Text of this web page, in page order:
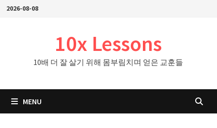
Skip2026-08-08
10x Lessons
10배 더 잘 살기 위해 몸부림치며 얻은 교훈들
MENU